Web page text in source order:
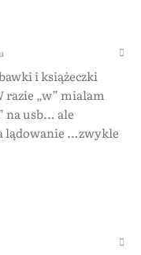
i książeczki
razie „w” mialam
na usb… ale
lądowanie …zwykle